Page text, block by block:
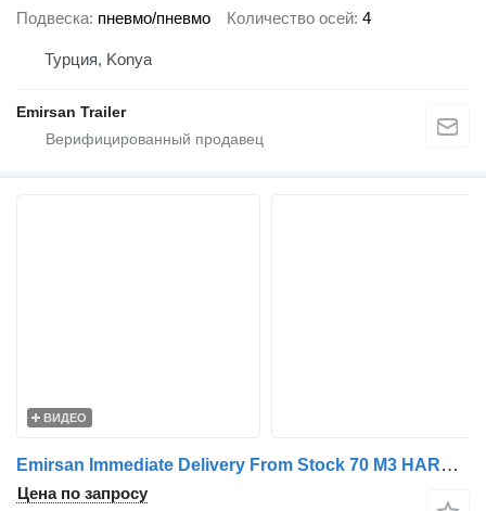
Подвеска пневмо/пневмо Количество осей 4
Турция, Konya
Emirsan Trailer
ВИДЕО
Emirsan Immediate Delivery From Stock 70 M3 HARDOX ACCORDION TIPPER //
Цена по запросу